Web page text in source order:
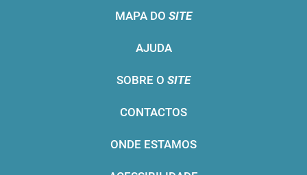
MAPA DO SITE
AJUDA
SOBRE O SITE
CONTACTOS
ONDE ESTAMOS